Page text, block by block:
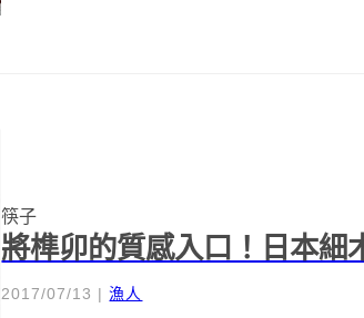
筷子
將榫卯的質感入口！日本細
2017/07/13 |漁人